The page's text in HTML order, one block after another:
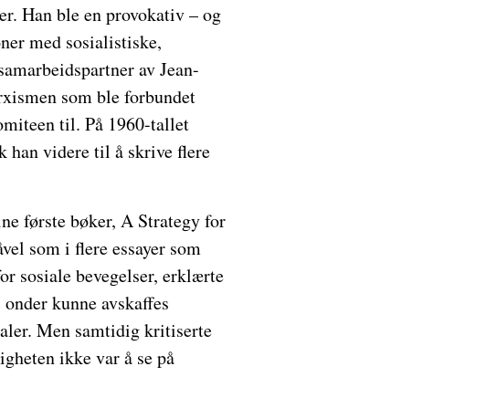
Han ble en provokativ – og
med sosialistiske,
av Jean-
som ble forbundet
til. På 1960-tallet
han videre til å skrive flere
første bøker, A Strategy for
som i flere essayer som
sosiale bevegelser, erklærte
kunne avskaffes
Men samtidig kritiserte
ikke var å se på